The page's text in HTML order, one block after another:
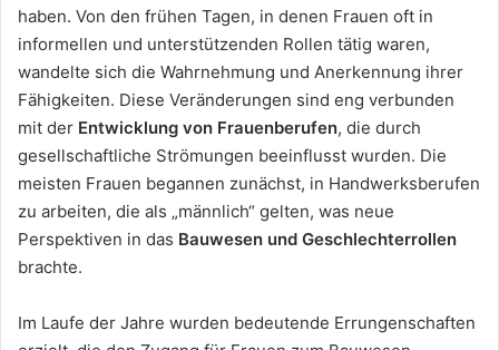
haben. Von den frühen Tagen, in denen Frauen oft in
informellen und unterstützenden Rollen tätig waren,
wandelte sich die Wahrnehmung und Anerkennung ihrer
Fähigkeiten. Diese Veränderungen sind eng verbunden
mit der Entwicklung von Frauenberufen, die durch
gesellschaftliche Strömungen beeinflusst wurden. Die
meisten Frauen begannen zunächst, in Handwerksberufen
zu arbeiten, die als „männlich“ gelten, was neue
Perspektiven in das Bauwesen und Geschlechterrollen
brachte.
Im Laufe der Jahre wurden bedeutende Errungenschaften